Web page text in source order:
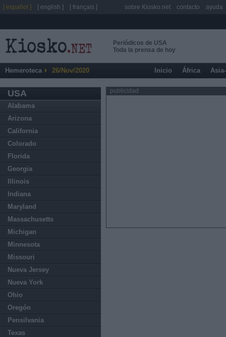
Periódicos de USA
Toda la prensa de hoy
Hemeroteca 26/Nov/2020 Inicio África
USA
Alabama
Arizona
California
Colorado
Florida
Georgia
Illinois
Indiana
Maryland
Massachusetts
Michigan
Minnesota
Missouri
Nueva Jersey
Nueva York
Ohio
Oregón
Pensilvania
Texas
publicidad
[ español ] [ english ] [ français ] sobre Kiosko.net contacto ayuda